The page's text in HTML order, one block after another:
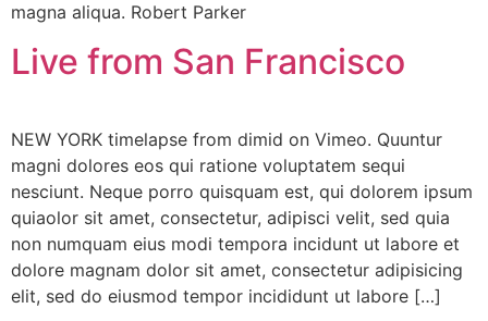
magna aliqua. Robert Parker
Live from San Francisco
NEW YORK timelapse from dimid on Vimeo. Quuntur
magni dolores eos qui ratione voluptatem sequi
nesciunt. Neque porro quisquam est, qui dolorem ipsum
quiaolor sit amet, consectetur, adipisci velit, sed quia
non numquam eius modi tempora incidunt ut labore et
dolore magnam dolor sit amet, consectetur adipisicing
elit, sed do eiusmod tempor incididunt ut labore […]